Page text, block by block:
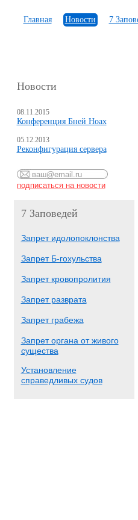
Главная Новости 7
Новости
08.11.2015
Конференция Бней Ноах
05.12.2013
Реконфигурация сервера
7 Заповедей
Запрет идолопоклонства
Запрет Б-гохульства
Запрет кровопролития
Запрет разврата
Запрет грабежа
Запрет органа от живого
существа
Установление
справедливых судов